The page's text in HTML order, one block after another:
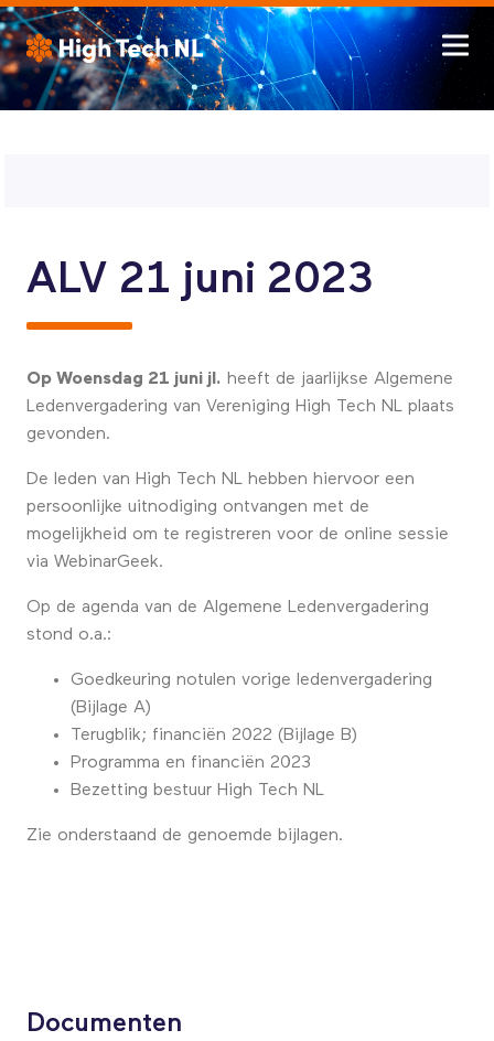
ALV 21 juni 2023
Op Woensdag 21 juni jl. heeft de jaarlijkse Algemene
Ledenvergadering van Vereniging High Tech NL plaats
gevonden.
De leden van High Tech NL hebben hiervoor een
persoonlijke uitnodiging ontvangen met de
mogelijkheid om te registreren voor de online sessie
via WebinarGeek.
Op de agenda van de Algemene Ledenvergadering
stond o.a.:
Goedkeuring notulen vorige ledenvergadering
(Bijlage A)
Terugblik; financiën 2022 (Bijlage B)
Programma en financiën 2023
Bezetting bestuur High Tech NL
Zie onderstaand de genoemde bijlagen.
Documenten